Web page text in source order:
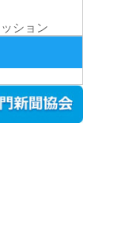
ション